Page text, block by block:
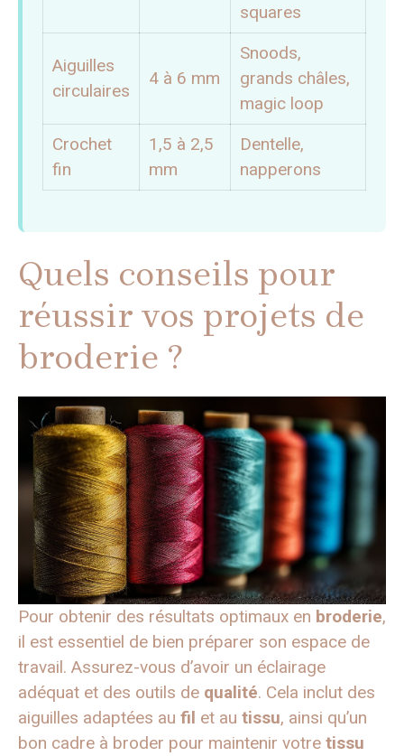
squares
Aiguilles
circulaires
4 à 6 mm
Snoods,
grands châles,
magic loop
Crochet
fin
1,5 à 2,5
mm
Dentelle,
napperons
Quels conseils pour
réussir vos projets de
broderie ?
Pour obtenir des résultats optimaux en broderie,
il est essentiel de bien préparer son espace de
travail. Assurez-vous d’avoir un éclairage
adéquat et des outils de qualité. Cela inclut des
aiguilles adaptées au fil et au tissu, ainsi qu’un
bon cadre à broder pour maintenir votre tissu